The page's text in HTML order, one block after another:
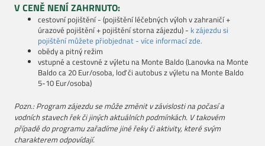
V CENĚ NENÍ ZAHRNUTO:
cestovní pojištění - (pojištění léčebných výloh v zahraničí +
úrazové pojištění + pojištění storna zájezdu) - k zájezdu si
pojištění můžete přiobjednat - více informací zde.
obědy a pitný režim
vstupné a cestovné z výletu na Monte Baldo (Lanovka na Monte
Baldo ca 20 Eur/osoba, loď či autobus z výletu na Monte Baldo
5-10 Eur/osoba)
Pozn.: Program zájezdu se může změnit v závislosti na počasí a
vodních stavech řek či jiných aktuálních podmínkách. V takovém
případě do programu zařadíme jiné řeky či aktivity, které svým
charakterem odpovídají.